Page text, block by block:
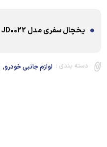
یخچال سفری مدل JD0022
دسته بندی : لوازم جانبی خودرو,